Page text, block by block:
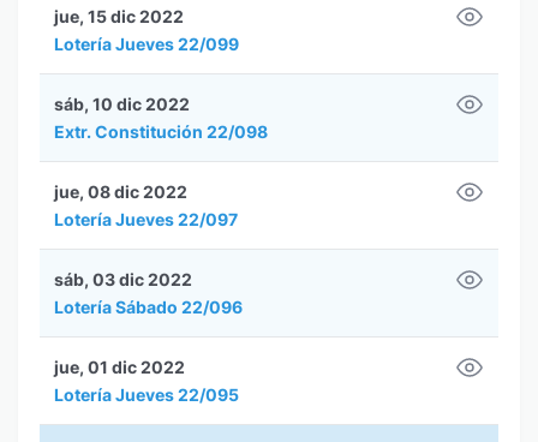
Lotería Jueves 22/099
jue, 15 dic 2022
Extr. Constitución 22/098
sáb, 10 dic 2022
Lotería Jueves 22/097
jue, 08 dic 2022
Lotería Sábado 22/096
sáb, 03 dic 2022
Lotería Jueves 22/095
jue, 01 dic 2022